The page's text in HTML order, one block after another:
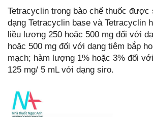
Tetracyclin trong bào chế thuốc
dạng Tetracyclin base và Tetracyclin
liều lượng 250 hoặc 500 mg đối với
hoặc 500 mg đối với dạng tiêm bắp
mạch; hàm lượng 1% hoặc 3% đối
125 mg/ 5 mL với dạng siro.